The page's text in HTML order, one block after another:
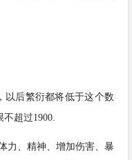
以后繁衍都将低于这个数
超过1900.
力、精神、增加伤害、暴